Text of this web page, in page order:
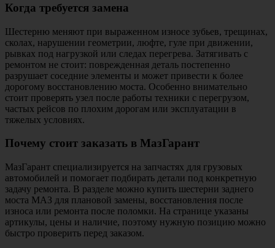
Когда требуется замена
Шестерню меняют при выраженном износе зубьев, трещинах,
сколах, нарушении геометрии, люфте, гуле при движении,
рывках под нагрузкой или следах перегрева. Затягивать с
ремонтом не стоит: поврежденная деталь постепенно
разрушает соседние элементы и может привести к более
дорогому восстановлению моста. Особенно внимательно
стоит проверять узел после работы техники с перегрузом,
частых рейсов по плохим дорогам или эксплуатации в
тяжелых условиях.
Почему стоит заказать в МазГарант
МазГарант специализируется на запчастях для грузовых
автомобилей и помогает подбирать детали под конкретную
задачу ремонта. В разделе можно купить шестерни заднего
моста МАЗ для плановой замены, восстановления после
износа или ремонта после поломки. На странице указаны
артикулы, цены и наличие, поэтому нужную позицию можно
быстро проверить перед заказом.